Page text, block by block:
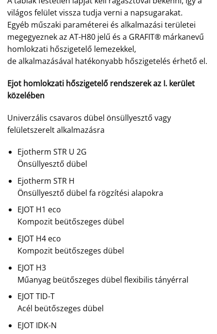
világos felület vissza tudja verni a napsugarakat.
Egyéb műszaki paraméterei és alkalmazási területei
megegyeznek az AT-H80 jelű és a GRAFIT® márkanevű
homlokzati hőszigetelő lemezekkel,
de alkalmazásával hatékonyabb hőszigetelés érhető el.
Ejot homlokzati hőszigetelő rendszerek az I. kerület
közelében
Univerzális csavaros dübel önsüllyesztő vagy
felületszerelt alkalmazásra
Ejotherm STR U 2G
Önsüllyesztő dübel
Ejotherm STR H
Önsüllyesztő dübel fa rögzítési alapokra
EJOT H1 eco
Kompozit beütőszeges dübel
EJOT H4 eco
Kompozit beütőszeges dübel
EJOT H3
Műanyag beütőszeges dübel flexibilis tányérral
EJOT TID-T
Acél beütőszeges dübel
EJOT IDK-N